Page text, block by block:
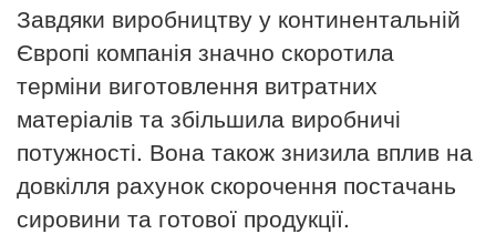
Завдяки виробництву у континентальній
Європі компанія значно скоротила
терміни виготовлення витратних
матеріалів та збільшила виробничі
потужності. Вона також знизила вплив на
довкілля рахунок скорочення постачань
сировини та готової продукції.